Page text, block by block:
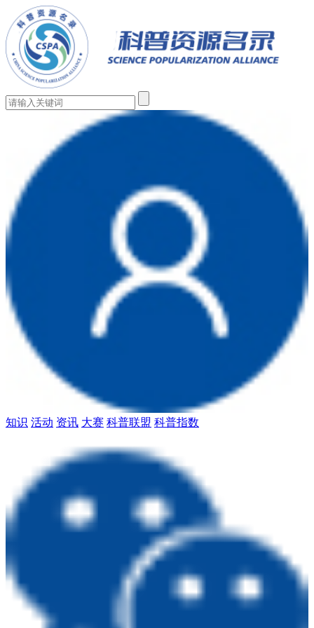
知识 活动 资讯 大赛 科普联盟 科普指数